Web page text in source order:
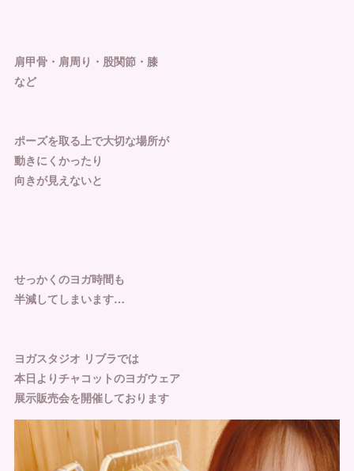
肩甲骨・肩周り・股関節・膝
など
ポーズを取る上で大切な場所が
動きにくかったり
向きが見えないと
せっかくのヨガ時間も
半減してしまいます…
ヨガスタジオ リブラでは
本日よりチャコットのヨガウェア
展示販売会を開催しております